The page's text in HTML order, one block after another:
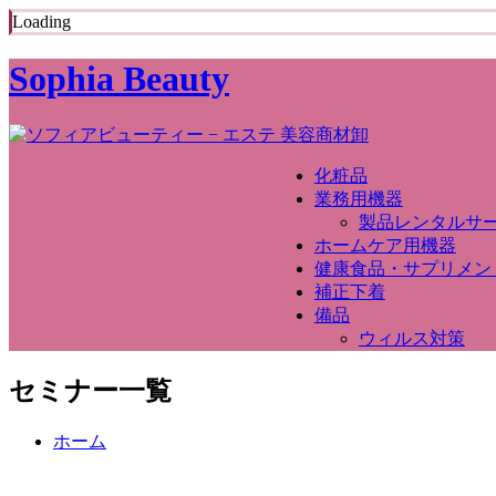
Loading
Sophia Beauty
化粧品
業務用機器
製品レンタルサ
ホームケア用機器
健康食品・サプリメン
補正下着
備品
ウィルス対策
セミナー一覧
ホーム